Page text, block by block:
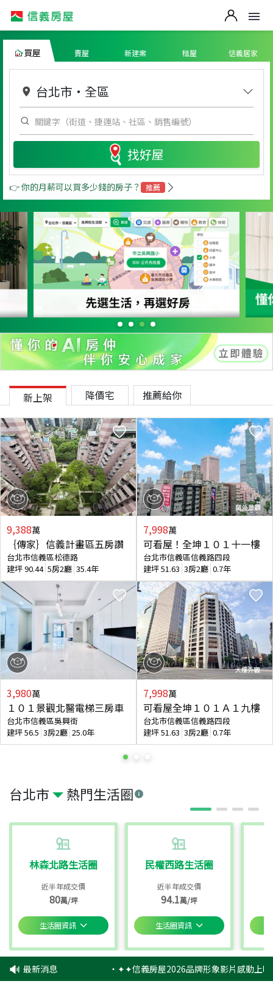
買屋 賣屋 新建案 租屋 信義居家
台北市 ・ 全區
找好屋
👉 你的月薪可以買多少錢的房子？ 推薦
台北市 熱門生活圈
林森北路生活圈
近半年成交價
80萬/坪
生活圈資訊
民權西路生活圈
近半年成交價
94.1萬/坪
生活圈資訊
新上架 降價宅 推薦給你
9,388萬
｛傳家｝信義計畫區五房讚
台北市信義區松德路
建坪90.44 5房2廳 35.4年
3,980萬
１０１景觀北醫電梯三房車
台北市信義區吳興街
建坪56.5 3房2廳 25.0年
7,998萬
可看屋！全坤１０１十一樓
台北市信義區信義路四段
建坪51.63 3房2廳 0.7年
7,998萬
可看屋全坤１０１Ａ１九樓
台北市信義區信義路四段
建坪51.63 3房2廳 0.7年
最新消息 ‧✦✦信義房屋2026品牌形象影片感動上